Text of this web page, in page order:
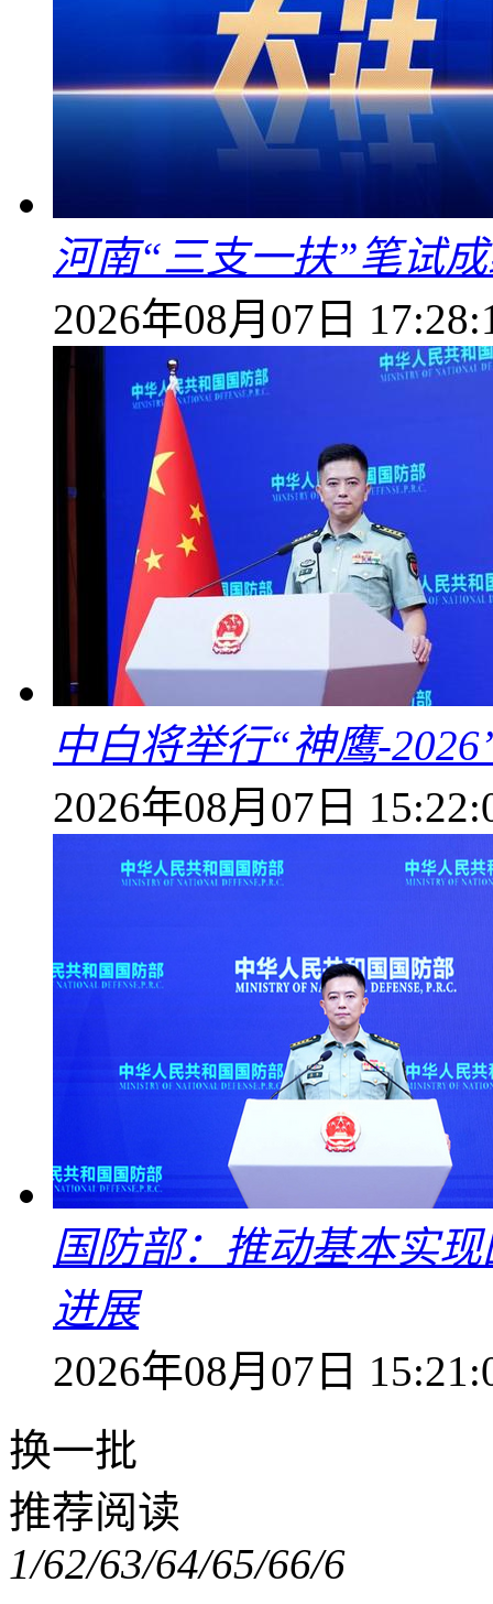
河南“三支一扶”笔试
2026年08月07日
中白将举行“神鹰-
2026年08月07日
国防部：推动基本实
进展
2026年08月07日
换一批
推荐阅读
1/62/63/64/65/66/6